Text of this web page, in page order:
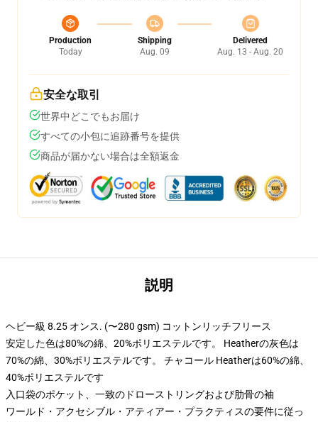
Production
Today
Shipping
Aug. 09
Delivered
Aug. 13 - Aug. 20
安全な取引
世界中どこでもお届け
すべての小包に追跡番号を提供
商品が届かない場合は全額返金
説明
ヘビー級 8.25 オンス. (〜280 gsm) コットンリッチフリース
安定した色は80%の綿、20%ポリエステルです。 Heatherの灰色は
70%の綿、30%ポリエステルです。 チャコール Heatherは60%の綿、
40%ポリエステルです
入口袋のポケット、一致のドローストリングおよび肋骨の袖
ワールド・アクセシブル・アティアー・プラクティスの要件に従っ